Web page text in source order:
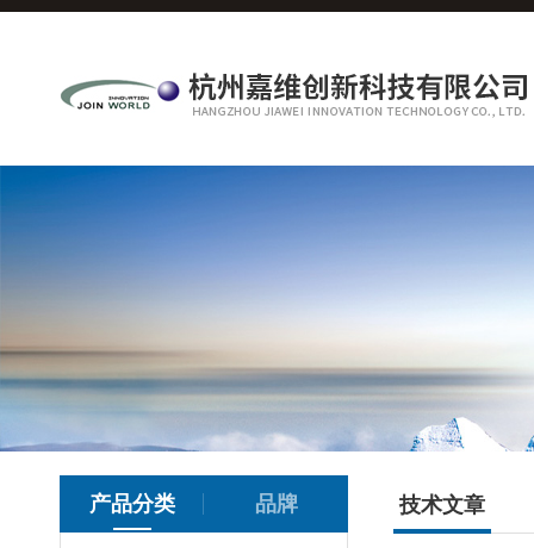
产品分类 品牌 技术文章